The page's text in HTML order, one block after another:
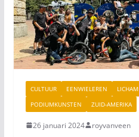
CULTUUR EENWIELEREN
PODIUMKUNSTEN
ZUID-AMERIKA
26 januari 2024 royvanveen